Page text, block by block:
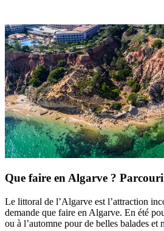
Que faire en Algarve ?
Le littoral de l’Algarve est l’attraction
demande que faire en Algarve. En été
ou à l’automne pour de belles balades et